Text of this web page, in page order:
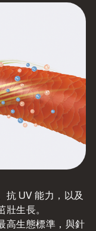
抗 UV 能力，以及
生長。
高生態標準，與針